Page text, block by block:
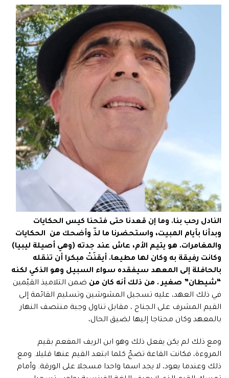
النادل رحب بنا. وما إن قعدنا حتى فتحنا كيس الحكايات
وبدأنا بأيام المبيت، واستحضرنا ما لذّ وأضحك من الحكايات
والمغامرات. هو يتيم الأم، عاش عند جدته (وهي أصيلة ليبيا)
وكانت رفيقة به وكان لها مطيعا. أيقنَتْ مبكرا أن تنقله
بالحافلة إلى المعهد سيفقده سواء السبيل وهو الذكي لكنه
“شيطان” صغير . من ذلك أنه كان من ضمن التلاميذ القيّمين
في ذلك العهد، عليه تسجيل المشوشين وتسليم القائمة إلى
القيم المشرف على الجناح ، مقابل تناول وجبة منتصف النهار
بالمعهد وكان محتاجا إليها لضيق الحال،
ومع ذلك لم يكن يفعل ذلك وهو ابن الريف المفعم بقيم
المروءة، فكانت القاعة تضجّ كلما ابتعد القيم عنها قليلا. ومع
ذلك وعندما يعود، لا يجد اسما واحدا مسجلا على الورقة. وأمام